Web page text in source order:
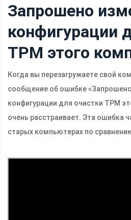
Запрошено
конфигурации
TPM этого
Когда вы перезагружаете свой
сообщение об ошибке
конфигурации для очистки TPM
очень расстраивает. Эта ошибка
старых компьютерах по